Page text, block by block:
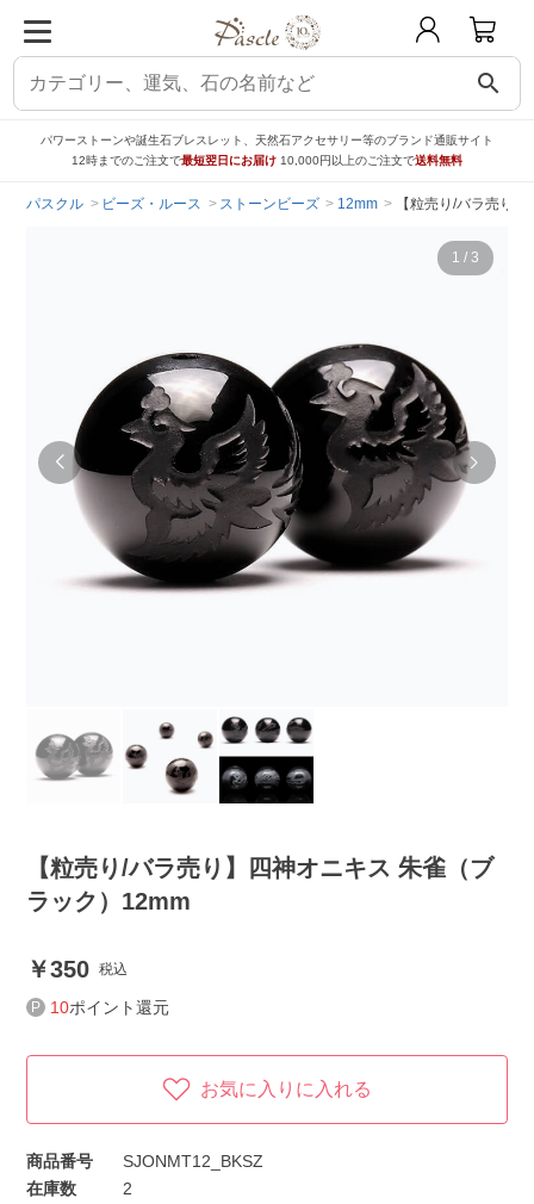
search
パワーストーンや誕生石ブレスレット、天然石アクセサリー等のブランド通販サイト
12時までのご注文で最短翌日にお届け 10,000円以上のご注文で送料無料
パスクル ビーズ・ルース ストーンビーズ 12mm 【粒売り/バラ売り
1 / 3
【粒売り/バラ売り】四神オニキス 朱雀（ブ
ラック）12mm
350 税込
10ポイント還元
お気に入りに入れる
商品番号
SJONMT12_BKSZ
在庫数
2